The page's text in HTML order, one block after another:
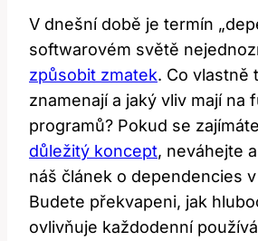
V dnešní době je termín
softwarovém světě
způsobit zmatek. Co vlastně
znamenají a jaký vliv mají na
programů? Pokud se
důležitý koncept, neváhejte
náš článek o dependencies
Budete překvapeni, jak
ovlivňuje každodenní